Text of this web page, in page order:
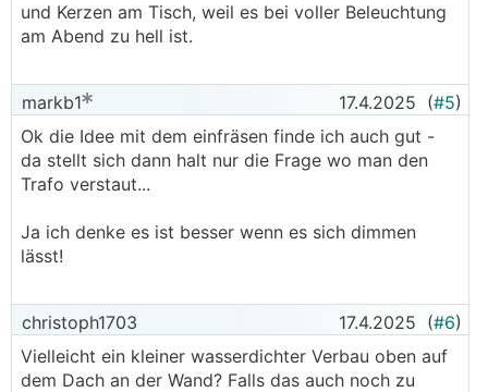
und Kerzen am Tisch, weil es bei voller Beleuchtung
am Abend zu hell ist.
markb1 17.4.2025 (#5)
Ok die Idee mit dem einfräsen finde ich auch gut -
da stellt sich dann halt nur die Frage wo man den
Trafo verstaut...
Ja ich denke es ist besser wenn es sich dimmen
lässt!
christoph1703 17.4.2025 (#6)
Vielleicht ein kleiner wasserdichter Verbau oben auf
dem Dach an der Wand? Falls das auch noch zu